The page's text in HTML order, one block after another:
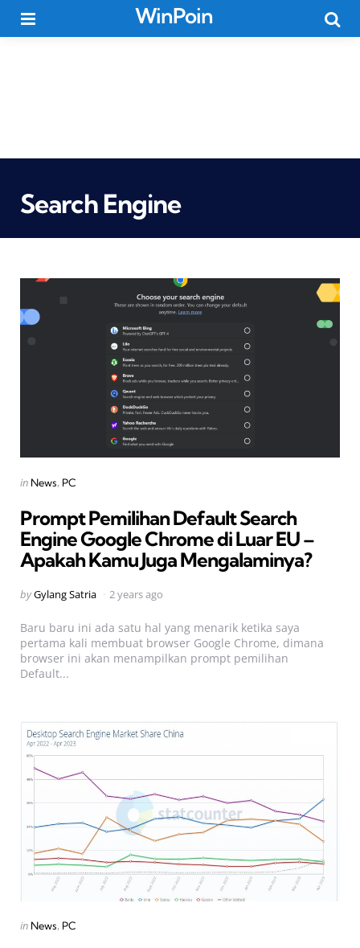
WinPoin
Search Engine
Categories
Posted
in News PC
Prompt Pemilihan Default Search
Engine Google Chrome di Luar EU –
Apakah Kamu Juga Mengalaminya?
Posted
byGylang Satria 2 years ago
Baru baru ini ada satu hal yang menarik ketika saya
pertama kali membuat browser Google Chrome, dimana
browser ini akan menampilkan prompt pemilihan
Default...
Categories
Posted
in News PC